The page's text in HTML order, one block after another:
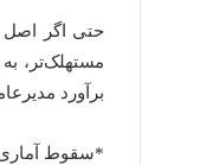
برآورد
*سقوط آماری